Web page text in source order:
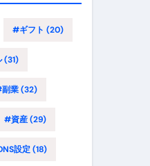
#ギフト (20)
(31)
業(32)
#資産(29)
設定(18)